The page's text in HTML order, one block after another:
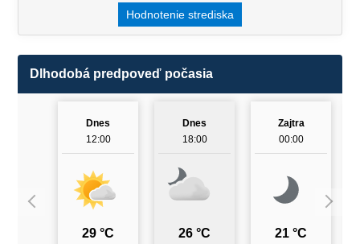
Hodnotenie strediska
Dlhodobá predpoveď počasia
Dnes
12:00
29 °C
Dnes
18:00
26 °C
Zajtra
00:00
21 °C